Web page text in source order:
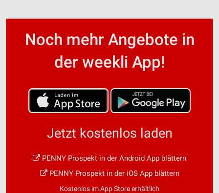
Noch mehr Angebote in
der weekli App!
Jetzt kostenlos laden
PENNY Prospekt in der Android App blättern
PENNY Prospekt in der iOS App blättern
Kostenlos im App Store erhältlich